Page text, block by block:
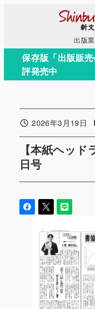
コ
テ
出版
保存版「出版販
評発売中
【本紙ヘッド
日号
投稿日2026年3月19日